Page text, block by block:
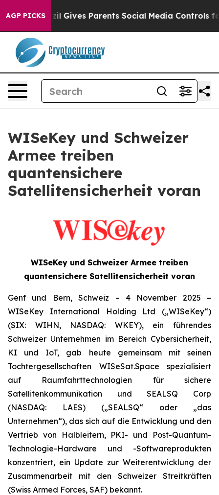
AGP PICKS
Brazil Gives Parents Social Media Controls for Their
WISeKey und Schweizer
Armee treiben
quantensichere
Satellitensicherheit voran
WISeKey und Schweizer Armee treiben
quantensichere Satellitensicherheit voran
Genf und Bern, Schweiz – 4 November 2025 –
WISeKey International Holding Ltd („WISeKey“)
(SIX: WIHN, NASDAQ: WKEY), ein führendes
Schweizer Unternehmen im Bereich Cybersicherheit,
KI und IoT, gab heute gemeinsam mit seinen
Tochtergesellschaften WISeSat.Space spezialisiert
auf Raumfahrttechnologien für sichere
Satellitenkommunikation und SEALSQ Corp
(NASDAQ: LAES) („SEALSQ“ oder „das
Unternehmen“), das sich auf die Entwicklung und den
Vertrieb von Halbleitern, PKI- und Post-Quantum-
Technologie-Hardware und -Softwareprodukten
konzentriert, ein Update zur Weiterentwicklung der
Zusammenarbeit mit den Schweizer Streitkräften
(Swiss Armed Forces, SAF) bekannt.